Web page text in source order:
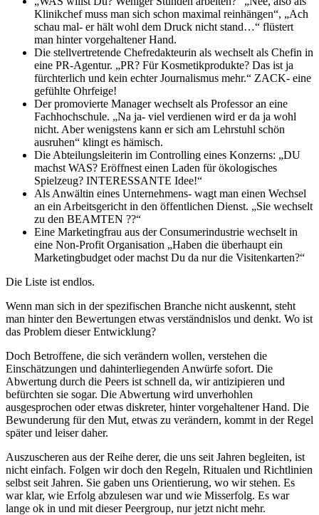
Klinikchef muss man sich schon maximal reinhängen“, „Ach
schau mal- er hält wohl dem Druck nicht stand…“ flüstert
man hinter vorgehaltener Hand.
Die stellvertretende Chefredakteurin als wechselt als Chefin in
eine PR-Agentur. „PR? Für Kosmetikprodukte? Das ist ja
fürchterlich und kein echter Journalismus mehr.“ ZACK- eine
gefühlte Ohrfeige!
Der promovierte Manager wechselt als Professor an eine
Fachhochschule. „Na ja- viel verdienen wird er da ja wohl
nicht. Aber wenigstens kann er sich am Lehrstuhl schön
ausruhen“ klingt es hämisch.
Die Abteilungsleiterin im Controlling eines Konzerns: „DU
machst WAS? Eröffnest einen Laden für ökologisches
Spielzeug? INTERESSANTE Idee!“
Als Anwältin eines Unternehmens- wagt man einen Wechsel
an ein Arbeitsgericht in den öffentlichen Dienst. „Sie wechselt
zu den BEAMTEN ??“
Eine Marketingfrau aus der Consumerindustrie wechselt in
eine Non-Profit Organisation „Haben die überhaupt ein
Marketingbudget oder machst Du da nur die Visitenkarten?“
Die Liste ist endlos.
Wenn man sich in der spezifischen Branche nicht auskennt, steht
man hinter den Bewertungen etwas verständnislos und denkt. Wo ist
das Problem dieser Entwicklung?
Doch Betroffene, die sich verändern wollen, verstehen die
Einschätzungen und dahinterliegenden Anwürfe sofort. Die
Abwertung durch die Peers ist schnell da, wir antizipieren und
befürchten sie sogar. Die Abwertung wird unverhohlen
ausgesprochen oder etwas diskreter, hinter vorgehaltener Hand. Die
Bewunderung für den Mut, etwas zu verändern, kommt in der Regel
später und leiser daher.
Auszuscheren aus der Reihe derer, die uns seit Jahren begleiten, ist
nicht einfach. Folgen wir doch den Regeln, Ritualen und Richtlinien
selbst seit Jahren. Sie gaben uns Orientierung, wo wir stehen. Es
war klar, wie Erfolg abzulesen war und wie Misserfolg. Es war
lange ok in und mit dieser Peergroup, nur jetzt nicht mehr.